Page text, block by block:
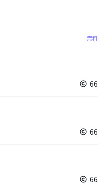
無料
66
66
66